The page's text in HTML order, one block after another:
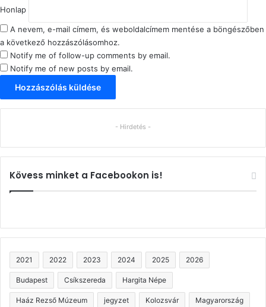
Honlap
A nevem, e-mail címem, és weboldalcímem mentése a böngészőben
a következő hozzászólásomhoz.
Notify me of follow-up comments by email.
Notify me of new posts by email.
- Hirdetés -
Kövess minket a Facebookon is!
2021 2022 2023 2024 2025 2026
Budapest Csíkszereda Hargita Népe
Haáz Rezső Múzeum jegyzet Kolozsvár Magyarország